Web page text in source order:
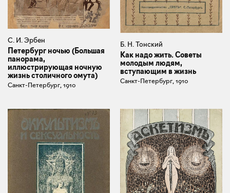
С. И. Эрбен
Петербург ночью (Большая
панорама,
иллюстрирующая ночную
жизнь столичного омута)
Санкт-Петербург, 1910
Б. Н. Тонский
Как надо жить. Советы
молодым людям,
вступающим в жизнь
Санкт-Петербург, 1910